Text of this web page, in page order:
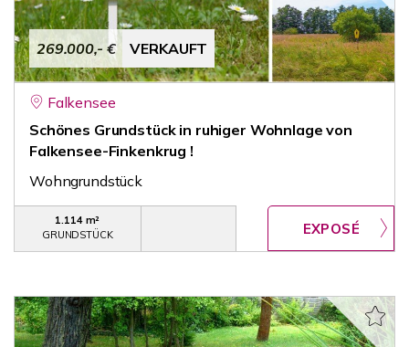
269.000,- € VERKAUFT
Falkensee
Schönes Grundstück in ruhiger Wohnlage von
Falkensee-Finkenkrug !
Wohngrundstück
1.114 m²
GRUNDSTÜCK